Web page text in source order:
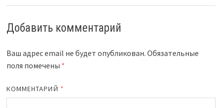
Добавить комментарий
Ваш адрес email не будет опубликован. Обязательные
поля помечены *
КОММЕНТАРИЙ *